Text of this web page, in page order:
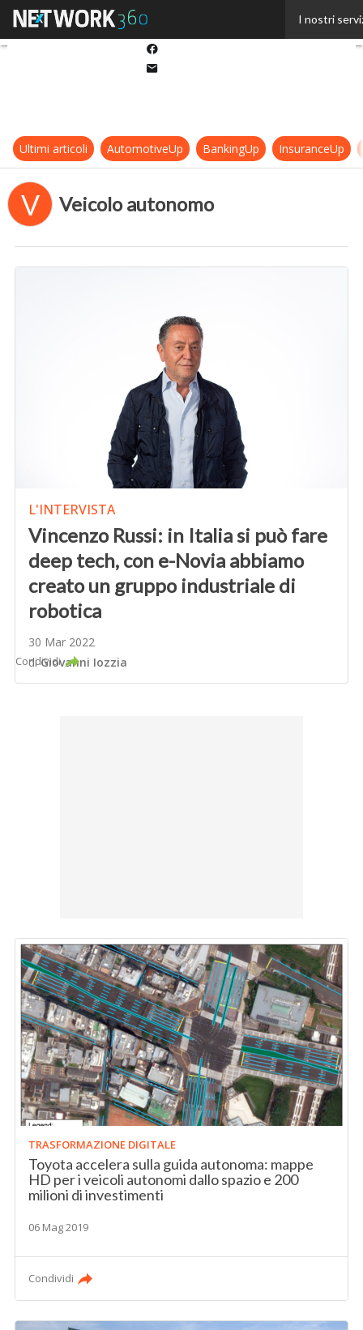
I nostri
Ultimi articoli AutomotiveUp BankingUp InsuranceUp
V Veicolo autonomo
L'INTERVISTA
Vincenzo Russi: in Italia si può fare
deep tech, con e-Novia abbiamo
creato un gruppo industriale di
robotica
30 Mar 2022
diGiovanni Iozzia
Condividi
TRASFORMAZIONE DIGITALE
Toyota accelera sulla guida autonoma: mappe
HD per i veicoli autonomi dallo spazio e 200
milioni di investimenti
06 Mag 2019
Condividi